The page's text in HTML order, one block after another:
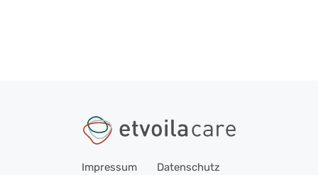
Impressum Datenschutz